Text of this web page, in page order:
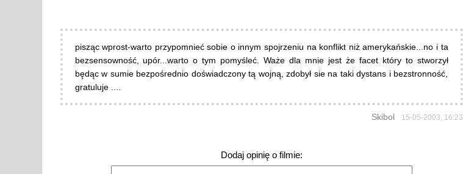
pisząc wprost-warto przypomnieć sobie o innym spojrzeniu na konflikt niż amerykańskie...no i ta
bezsensowność, upór...warto o tym pomyśleć. Waże dla mnie jest że facet który to stworzył
będąc w sumie bezpośrednio doświadczony tą wojną, zdobył sie na taki dystans i bezstronność,
gratuluje ....
Skibol 15-05-2003, 16:23
Dodaj opinię o filmie: